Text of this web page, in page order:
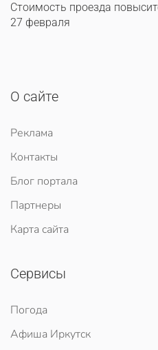
Стоимость проезда
27 февраля
О сайте
Реклама
Контакты
Блог портала
Партнеры
Карта сайта
Сервисы
Погода
Афиша Иркутск